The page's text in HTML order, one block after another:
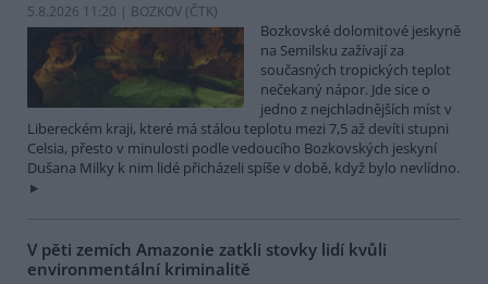
5.8.2026 11:20 | BOZKOV (ČTK)
Bozkovské dolomitové jeskyně
na Semilsku zažívají za
současných tropických teplot
nečekaný nápor. Jde sice o
jedno z nejchladnějších míst v
Libereckém kraji, které má stálou teplotu mezi 7,5 až devíti stupni
Celsia, přesto v minulosti podle vedoucího Bozkovských jeskyní
Dušana Milky k nim lidé přicházeli spíše v době, když bylo nevlídno.
V pěti zemích Amazonie zatkli stovky lidí kvůli
environmentální kriminalitě